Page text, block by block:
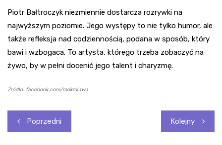
Piotr Bałtroczyk niezmiennie dostarcza rozrywki na
najwyższym poziomie. Jego występy to nie tylko humor, ale
także refleksja nad codziennością, podana w sposób, który
bawi i wzbogaca. To artysta, którego trzeba zobaczyć na
żywo, by w pełni docenić jego talent i charyzmę.
Źródło: facebook.com/mdkmlawa
Nawigacja
wpisu
Poprzedni Kolejny